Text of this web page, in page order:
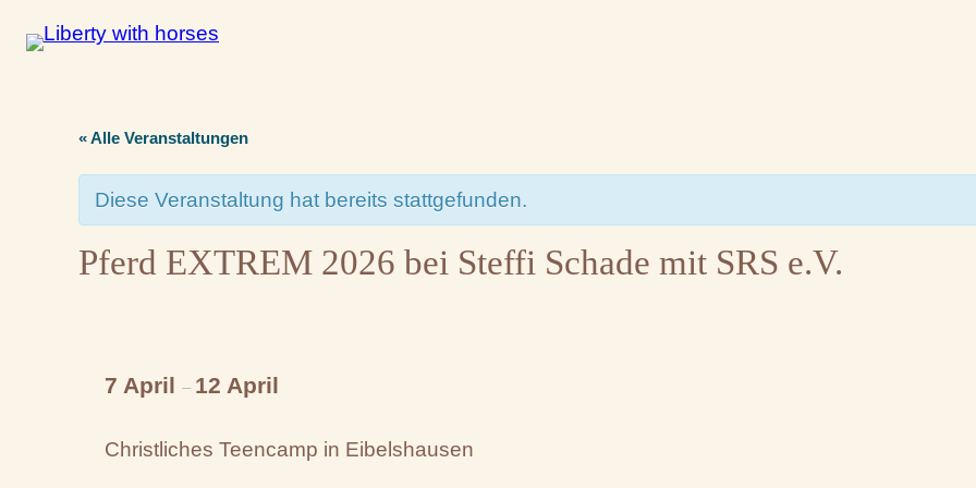
« Alle Veranstaltungen
Diese Veranstaltung hat bereits stattgefunden.
Pferd EXTREM 2026 bei Steffi Schade mit SRS e.V.
7 April – 12 April
Christliches Teencamp in Eibelshausen